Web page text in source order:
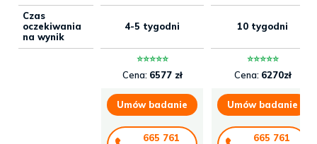
Czas
oczekiwania
na wynik
4-5 tygodni 10 tygodni
⭐⭐⭐⭐⭐
Cena: 6577 zł
⭐⭐⭐⭐⭐
Cena: 6270zł
Umów badanie
665 761
Umów badanie
665 761